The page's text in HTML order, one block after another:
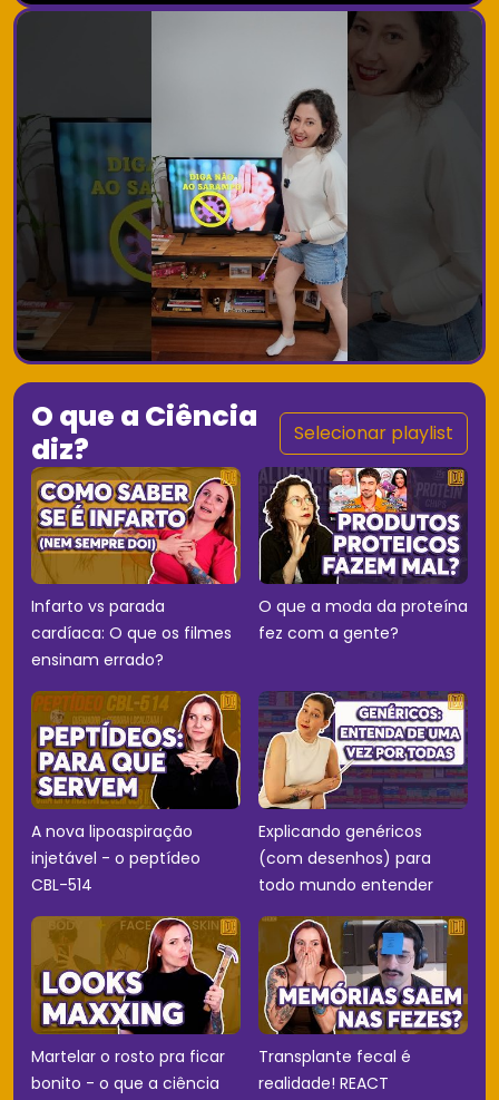
O que a Ciência
diz?
Selecionar playlist
Infarto vs parada
cardíaca: O que os filmes
ensinam errado?
O que a moda da proteína
fez com a gente?
A nova lipoaspiração
injetável - o peptídeo
CBL-514
Explicando genéricos
(com desenhos) para
todo mundo entender
Martelar o rosto pra ficar
bonito - o que a ciência
Transplante fecal é
realidade! REACT